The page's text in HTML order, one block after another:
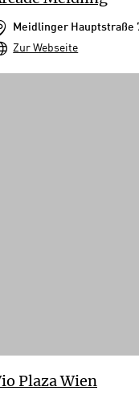
Meidlinger Hauptstraße
Zur Webseite
Plaza Wien